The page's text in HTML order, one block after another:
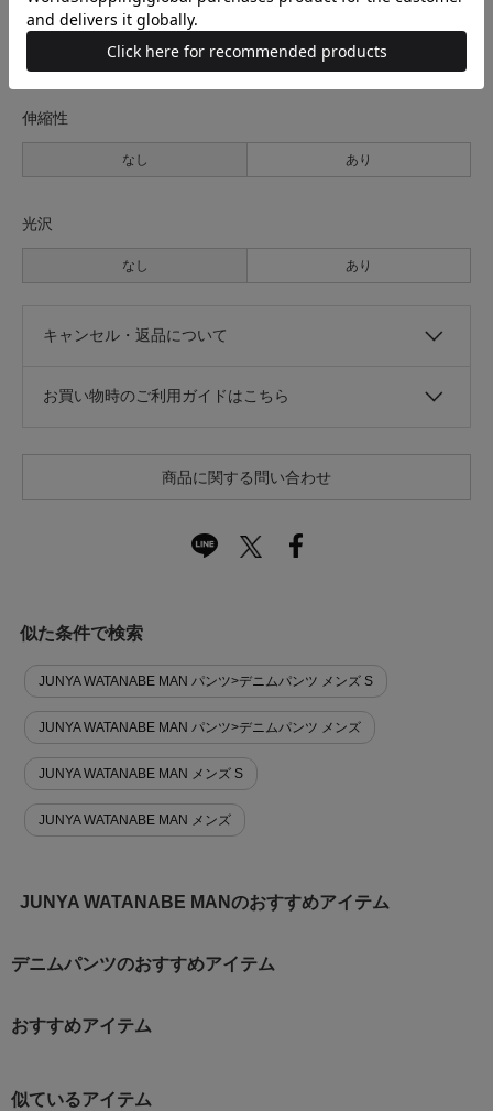
透け感
なし あり
伸縮性
なし あり
光沢
なし あり
キャンセル・返品について
お買い物時のご利用ガイドはこちら
商品に関する問い合わせ
似た条件で検索
JUNYA WATANABE MAN パンツ>デニムパンツ メンズ S
JUNYA WATANABE MAN パンツ>デニムパンツ メンズ
JUNYA WATANABE MAN メンズ S
JUNYA WATANABE MAN メンズ
JUNYA WATANABE MANのおすすめアイテム
デニムパンツのおすすめアイテム
おすすめアイテム